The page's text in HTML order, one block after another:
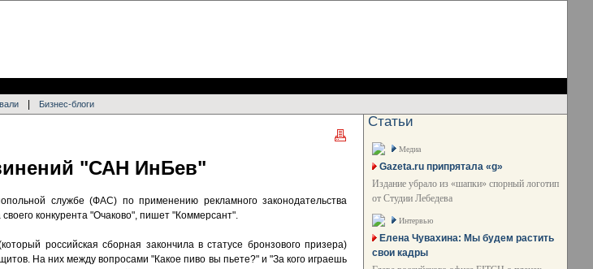
Бизнес-блоги
"САН ИнБев"
службе (ФАС) по применению рекламного законодательства
конкурента "Очаково", пишет "Коммерсант".
российская сборная закончила в статусе бронзового призера)
На них между вопросами "Какое пиво вы пьете?" и "За кого играешь
Статьи
Медиа
Gazeta.ru припрятала «g»
Издание убрало из «шапки» спорный логотип
от Студии Лебедева
Интервью
Елена Чувахина: Мы будем растить
свои кадры